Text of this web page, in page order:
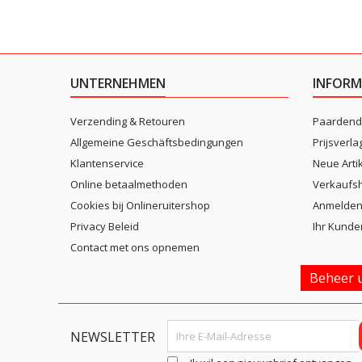
UNTERNEHMEN
Verzending & Retouren
Allgemeine Geschäftsbedingungen
Klantenservice
Online betaalmethoden
Cookies bij Onlineruitershop
Privacy Beleid
Contact met ons opnemen
Neue
Anmelden
Ihr
Beheer
NEWSLETTER